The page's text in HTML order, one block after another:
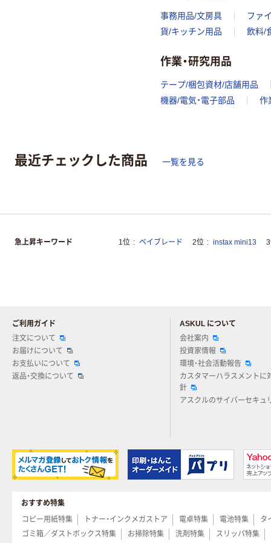
事務用品/文房具
ファ
貨/キッチン用品
飲料/
作業・研究用品
テープ/梱包資材/店舗用品
機器/電気・電子部品
作
最近チェックした商品 一覧を見る
急上昇キーワード 1位 ベイブレード 2位 instax mini13
ご利用ガイド
注文について
お届けについて
お支払いについて
返品・交換について
ASKUL について
会社案内
投資家情報
環境・社会活動報告
カスタマーハラスメントに
針
アスクルのサイバーセキュ
おすすめ特集
コピー用紙特集
トナー・インクメガストア 電卓特集 電池特集
タ
ゴミ箱／ダストボックス特集
お掃除特集 洗剤特集 スリッパ特集